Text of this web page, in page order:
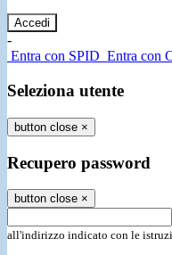
-
Entra con SPID Entra con
Seleziona utente
button close ×
Recupero password
button close ×
all'indirizzo indicato con le